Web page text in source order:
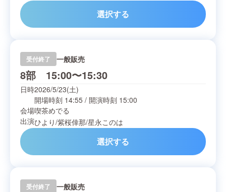
選択する
受付終了 一般販売
8部 15:00〜15:30
日時2026/5/23(土)
開場時刻 14:55 / 開演時刻 15:00
会場喫茶めでる
出演ひより/紫桜倖那/星永このは
選択する
受付終了 一般販売